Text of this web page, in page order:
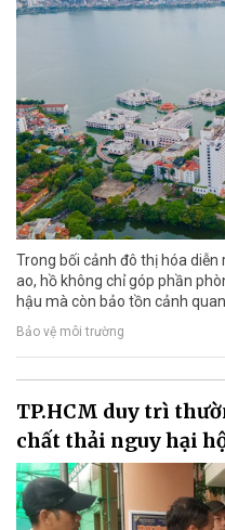
Trong bối cảnh đô thị hóa diễn
ao, hồ không chỉ góp phần
hậu mà còn bảo tồn cảnh
Bảo vệ môi trường
TP.HCM duy trì
chất thải nguy hại